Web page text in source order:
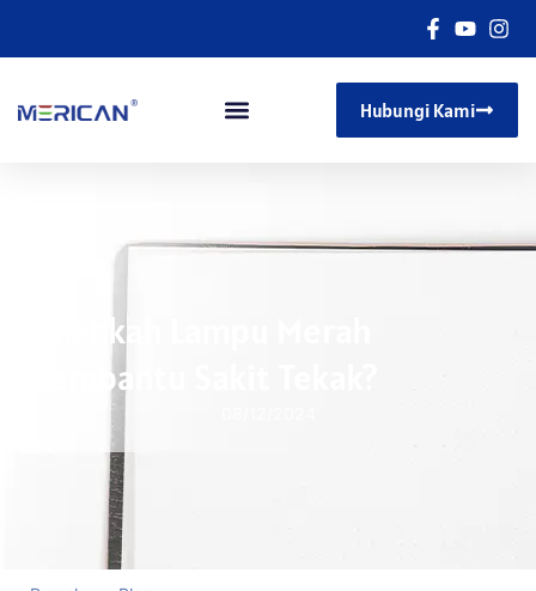
Hubungi Kami
Bolehkah Lampu Merah
Membantu Sakit Tekak?